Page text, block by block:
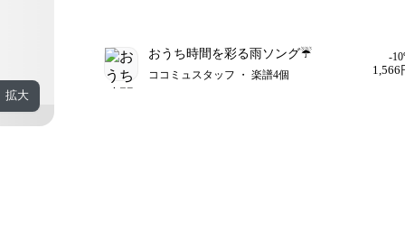
拡大
おうち時間を彩る雨ソング☔️
ココミュスタッフ ・ 楽譜4個
-
1,566